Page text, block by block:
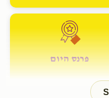
פרנס היום